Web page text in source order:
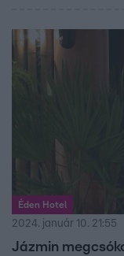
Éden Hotel
2024. január 10. 21:55
Jázmin